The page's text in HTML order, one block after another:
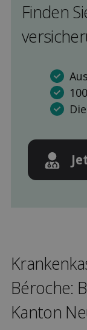
Finden
Béroche:
Kanton